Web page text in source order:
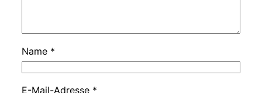
Name *
E-Mail-Adresse *